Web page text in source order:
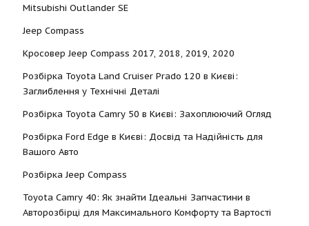
Mitsubishi Outlander SE
Jeep Compass
Кросовер Jeep Compass 2017, 2018, 2019, 2020
Розбірка Toyota Land Cruiser Prado 120 в Києві:
Заглиблення у Технічні Деталі
Розбірка Toyota Camry 50 в Києві: Захоплюючий Огляд
Розбірка Ford Edge в Києві: Досвід та Надійність для
Вашого Авто
Розбірка Jeep Compass
Toyota Camry 40: Як знайти Ідеальні Запчастини в
Авторозбірці для Максимального Комфорту та Вартості